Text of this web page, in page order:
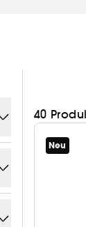
40
Neu